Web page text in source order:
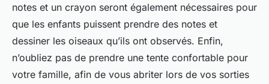
notes et un crayon seront également nécessaires pour
que les enfants puissent prendre des notes et
dessiner les oiseaux qu’ils ont observés. Enfin,
n’oubliez pas de prendre une tente confortable pour
votre famille, afin de vous abriter lors de vos sorties